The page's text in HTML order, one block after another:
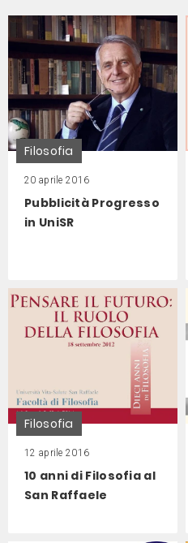
Filosofia
20 aprile 2016
Pubblicità Progresso
in UniSR
Filosofia
12 aprile 2016
10 anni di Filosofia al
San Raffaele